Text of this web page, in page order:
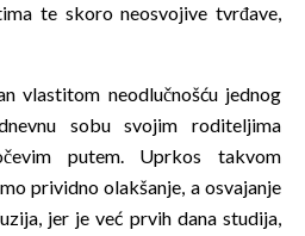
te skoro neosvojive tvrđave,
vlastitom neodlučnošću jednog
sobu svojim roditeljima
putem. Uprkos takvom
prividno olakšanje, a osvajanje
jer je već prvih dana studija,